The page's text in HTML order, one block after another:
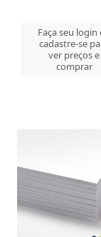
Faça seu login
cadastre-se
ver preços e
comprar